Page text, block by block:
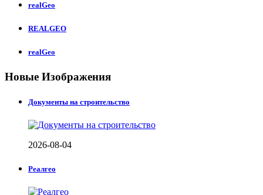
realGeo
REALGEO
realGeo
Новые Изображения
Документы на строительство
2026-08-04
Реалгео